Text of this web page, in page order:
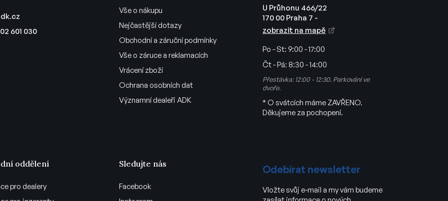
601 030
Vše o nákupu
Nejčastější dotazy
Obchodní a záruční podmínky
Vše o záruce a reklamacích
Vrácení zboží
Ochrana osobních dat
Významní dealeři ADK
U Průhonu 466/22
170 00 Praha 7 -
zobrazit na mapě
Po - St: 9:00 - 17:00
Čt - Pá: 8:30 - 14:00
Přestávka: 12:00 - 12:30. Parkování ve
dvoře.
* O svátcích máme ZAVŘENO.
Děkujeme za pochopení.
oddělení
pro dealery
Sledujte nás
Facebook
Odebírat newsletter
Vložte svůj e-mail a my vám budeme